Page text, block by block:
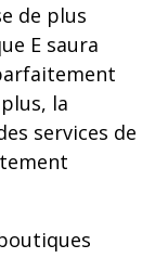
de plus
E saura
la
services de